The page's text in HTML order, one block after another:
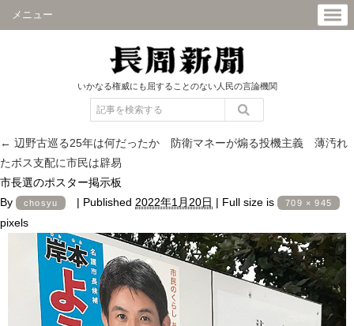
メニュー
いかなる権威にも屈することのない人民の言論機関
← 辺野古巡る25年は何だったか 防衛マネーが煽る投機主義 薄汚れ
たボス支配に市民は辟易
市長選のポスター掲示板
By
chosyu | Published 2022年1月20日 | Full size is 709 × 945
pixels